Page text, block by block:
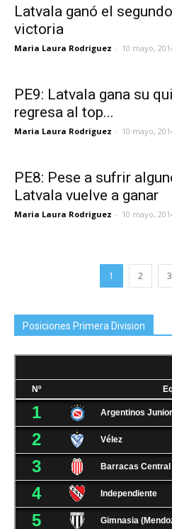
Latvala ganó el
victoria
Maria Laura Rodriguez - 10 mayo,
PE9: Latvala gana su
regresa al top...
Maria Laura Rodriguez - 10 mayo,
PE8: Pese a sufrir
Latvala vuelve a ganar
Maria Laura Rodriguez - 10 mayo,
1 2 3
Posiciones Primera Division